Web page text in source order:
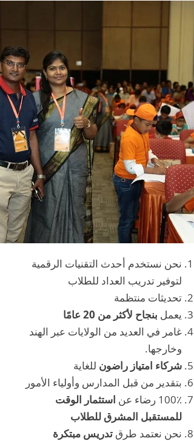
نحن نستخدم أحدث التقنيات الرقمية
لتوفير تدريب العداد للطلاب
تحديثات منتظمة
يعمل بنجاح لأكثر من 20 عامًا
غامر في العديد من الولايات عبر الهند
وخارجها.
شركاء امتياز راضون للغاية
بتقدير من قبل المدارس وأولياء الأمور
100٪ رضاء عن
استثمار الوقت
للمستقبل المشرق للطلاب
نحن نعتمد طرق تدريس مبتكرة